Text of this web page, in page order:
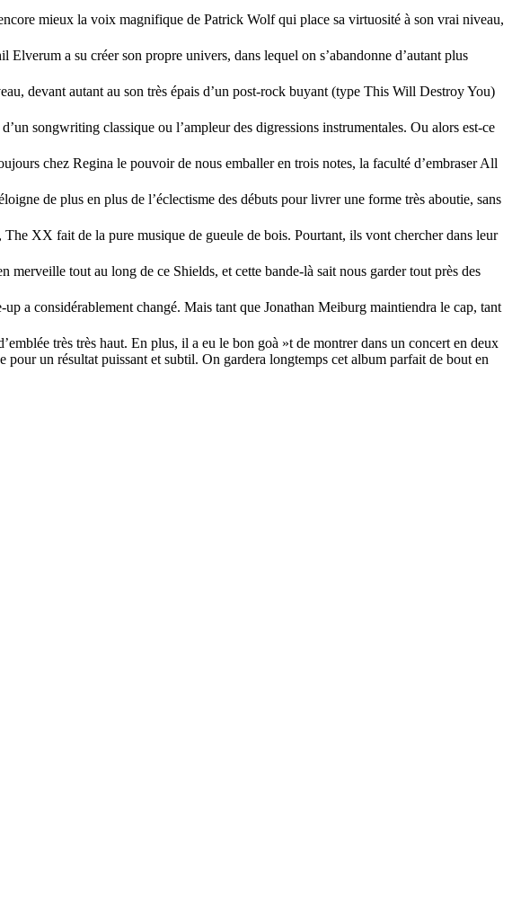
mieux la voix magnifique de Patrick Wolf qui place sa virtuosité à son vrai niveau,
a su créer son propre univers, dans lequel on s’abandonne d’autant plus
devant autant au son très épais d’un post-rock buyant (type This Will Destroy You)
songwriting classique ou l’ampleur des digressions instrumentales. Ou alors est-ce
chez Regina le pouvoir de nous emballer en trois notes, la faculté d’embraser All
de plus en plus de l’éclectisme des débuts pour livrer une forme très aboutie, sans
The XX fait de la pure musique de gueule de bois. Pourtant, ils vont chercher dans leur
tout au long de ce Shields, et cette bande-là sait nous garder tout près des
a considérablement changé. Mais tant que Jonathan Meiburg maintiendra le cap, tant
très très haut. En plus, il a eu le bon goà »t de montrer dans un concert en deux
un résultat puissant et subtil. On gardera longtemps cet album parfait de bout en